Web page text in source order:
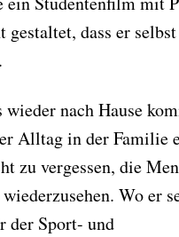
gestaltet, dass er
nach Hause
Alltag in der Familie
zu vergessen, die
Wo er
der Sport- und